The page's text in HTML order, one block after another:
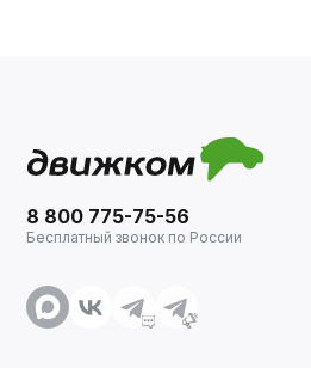
8 800 775-75-56
Бесплатный звонок по России